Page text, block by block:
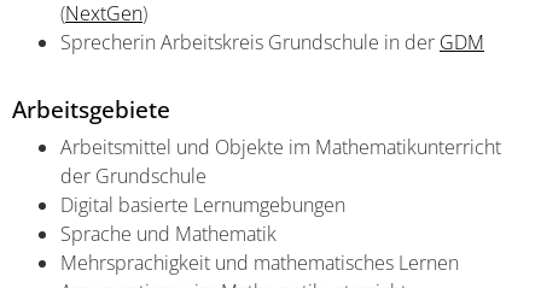
(NextGen)
Sprecherin Arbeitskreis Grundschule in der GDM
Arbeitsgebiete
Arbeitsmittel und Objekte im Mathematikunterricht
der Grundschule
Digital basierte Lernumgebungen
Sprache und Mathematik
Mehrsprachigkeit und mathematisches Lernen